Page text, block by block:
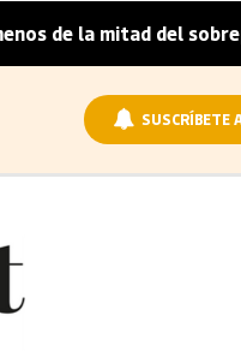
del sobreprecio del
SUSCRÍBETE